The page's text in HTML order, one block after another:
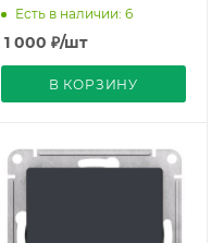
Кость IP20 10А 250В
Есть в наличии: 6
1 000 ₽/шт
В КОРЗИНУ